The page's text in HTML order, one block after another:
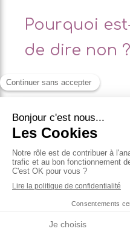
Pourquoi
de dire non ?
Les faits :
Peur du rejet et
des situations qui
pour éviter d’être
méchant.e » ou de
autres.
Doute sur votre
Lorsque vous
remettez en
croire que l’autre